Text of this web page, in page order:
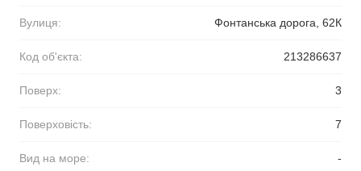
Вулиця: Фонтанська дорога, 62К
Код об'єкта: 213286637
Поверх: 3
Поверховість: 7
Вид на море: -